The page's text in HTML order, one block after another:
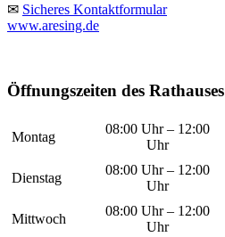
✉ Sicheres Kontaktformular
www.aresing.de
Öffnungszeiten des Rathauses
Montag
08:00 Uhr – 12:00
Uhr
Dienstag
08:00 Uhr – 12:00
Uhr
Mittwoch
08:00 Uhr – 12:00
Uhr